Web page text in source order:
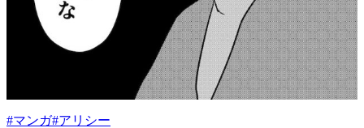
#マンガ#アリシー